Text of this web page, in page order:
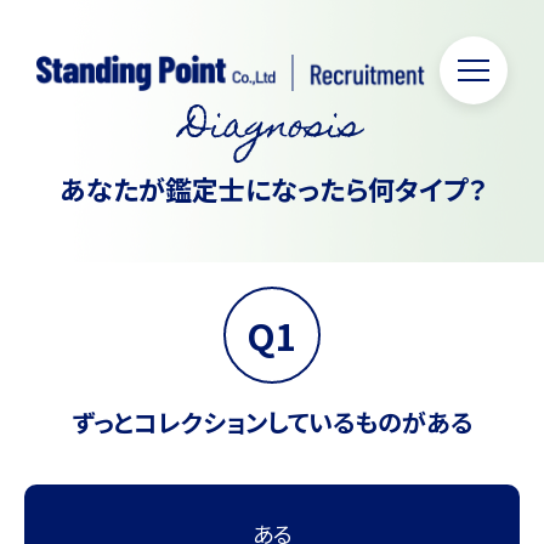
メニュー
Diagnosis
あなたが鑑定士になったら何タイプ？
Q1
ずっとコレクションしているものがある
ある